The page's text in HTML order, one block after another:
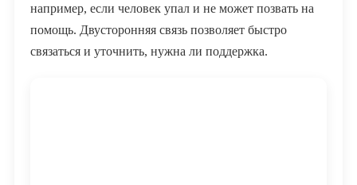
например, если человек упал и не может позвать на
помощь. Двусторонняя связь позволяет быстро
связаться и уточнить, нужна ли поддержка.